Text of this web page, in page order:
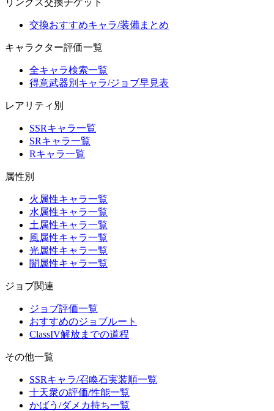
リンクス交換チケット
交換おすすめキャラ/装備まとめ
キャラクター評価一覧
全キャラ検索一覧
得意武器別キャラ/ジョブ早見表
レアリティ別
SSRキャラ一覧
SRキャラ一覧
Rキャラ一覧
属性別
火属性キャラ一覧
水属性キャラ一覧
土属性キャラ一覧
風属性キャラ一覧
光属性キャラ一覧
闇属性キャラ一覧
ジョブ関連
ジョブ評価一覧
おすすめのジョブルート
ClassIV解放までの道程
その他一覧
SSRキャラ/召喚石実装順一覧
十天衆の評価/性能一覧
かばう/ダメカ持ち一覧